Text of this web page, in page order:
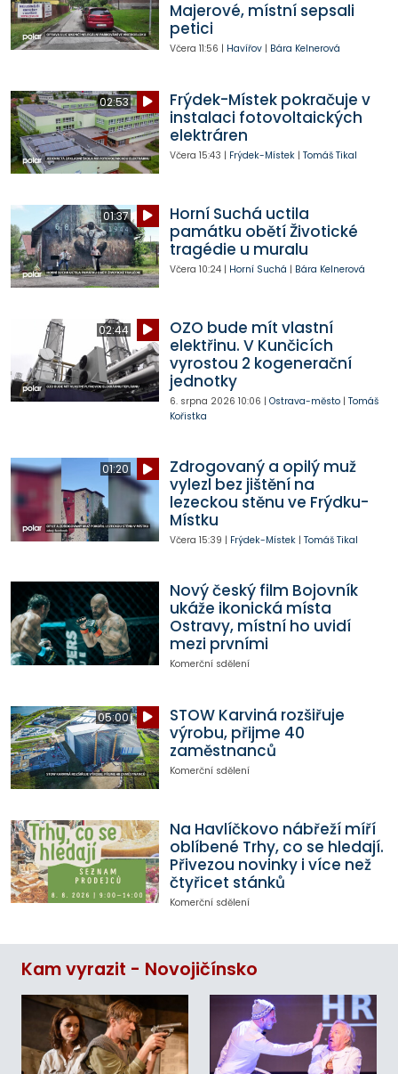
Majerové, místní sepsali
petici
Včera 11:56 | Havířov| Bára Kelnerová
02:53
Frýdek-Místek pokračuje v
instalaci fotovoltaických
elektráren
Včera 15:43 | Frýdek-Místek| Tomáš Tikal
01:37
Horní Suchá uctila
památku obětí Životické
tragédie u muralu
Včera 10:24| Horní Suchá | Bára Kelnerová
02:44
OZO bude mít vlastní
elektřinu. V Kunčicích
vyrostou 2 kogenerační
jednotky
6. srpna 2026 10:06 | Ostrava-město| Tomáš
Kořistka
01:20
Zdrogovaný a opilý muž
vylezl bez jištění na
lezeckou stěnu ve Frýdku-
Místku
Včera 15:39 | Frýdek-Místek| Tomáš Tikal
Nový český film Bojovník
ukáže ikonická místa
Ostravy, místní ho uvidí
mezi prvními
Komerční sdělení
05:00
STOW Karviná rozšiřuje
výrobu, přijme 40
zaměstnanců
Komerční sdělení
Na Havlíčkovo nábřeží míří
oblíbené Trhy, co se hledají.
Přivezou novinky i více než
čtyřicet stánků
Komerční sdělení
Kam vyrazit - Novojičínsko